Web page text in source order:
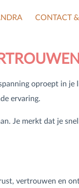
oproept in
ervaring.
Je merkt dat je
vertrouwen en
CONTACT
Tarieven en
Adres- en